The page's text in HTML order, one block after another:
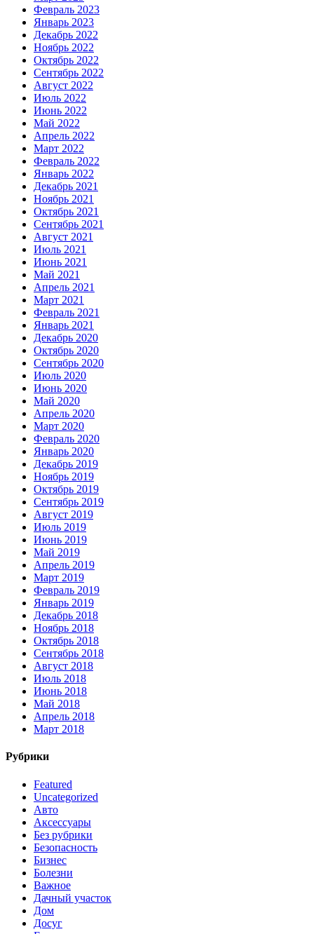
Февраль 2023
Январь 2023
Декабрь 2022
Ноябрь 2022
Октябрь 2022
Сентябрь 2022
Август 2022
Июль 2022
Июнь 2022
Май 2022
Апрель 2022
Март 2022
Февраль 2022
Январь 2022
Декабрь 2021
Ноябрь 2021
Октябрь 2021
Сентябрь 2021
Август 2021
Июль 2021
Июнь 2021
Май 2021
Апрель 2021
Март 2021
Февраль 2021
Январь 2021
Декабрь 2020
Октябрь 2020
Сентябрь 2020
Июль 2020
Июнь 2020
Май 2020
Апрель 2020
Март 2020
Февраль 2020
Январь 2020
Декабрь 2019
Ноябрь 2019
Октябрь 2019
Сентябрь 2019
Август 2019
Июль 2019
Июнь 2019
Май 2019
Апрель 2019
Март 2019
Февраль 2019
Январь 2019
Декабрь 2018
Ноябрь 2018
Октябрь 2018
Сентябрь 2018
Август 2018
Июль 2018
Июнь 2018
Май 2018
Апрель 2018
Март 2018
Рубрики
Featured
Uncategorized
Авто
Аксессуары
Без рубрики
Безопасность
Бизнес
Болезни
Важное
Дачный участок
Дом
Досуг